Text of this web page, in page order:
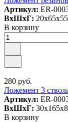
Артикул: ER-
ВxШxГ: 20x65x55
В корзину
280 руб.
Ложемент 3
Артикул: ER-
ВxШxГ:
В корзину